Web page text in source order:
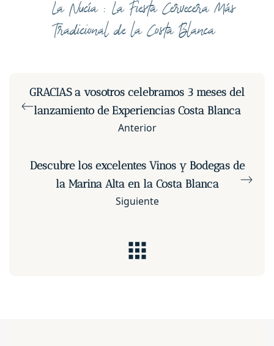
La Nucía : La Fiesta Cervecera Más
Tradicional de la Costa Blanca
GRACIAS a vosotros celebramos 3 meses del
lanzamiento de Experiencias Costa Blanca
Anterior
Descubre los excelentes Vinos y Bodegas de
la Marina Alta en la Costa Blanca
Siguiente